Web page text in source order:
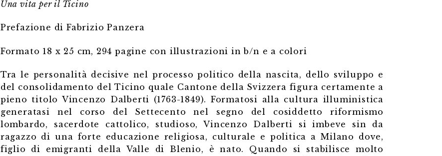
Una vita per il Ticino
Prefazione di Fabrizio Panzera
Formato 18 x 25 cm, 294 pagine con illustrazioni in b/n e a colori
Tra le personalità decisive nel processo politico della nascita, dello sviluppo e
del consolidamento del Ticino quale Cantone della Svizzera figura certamente a
pieno titolo Vincenzo Dalberti (1763-1849). Formatosi alla cultura illuministica
generatasi nel corso del Settecento nel segno del cosiddetto riformismo
lombardo, sacerdote cattolico, studioso, Vincenzo Dalberti si imbeve sin da
ragazzo di una forte educazione religiosa, culturale e politica a Milano dove,
figlio di emigranti della Valle di Blenio, è nato. Quando si stabilisce molto